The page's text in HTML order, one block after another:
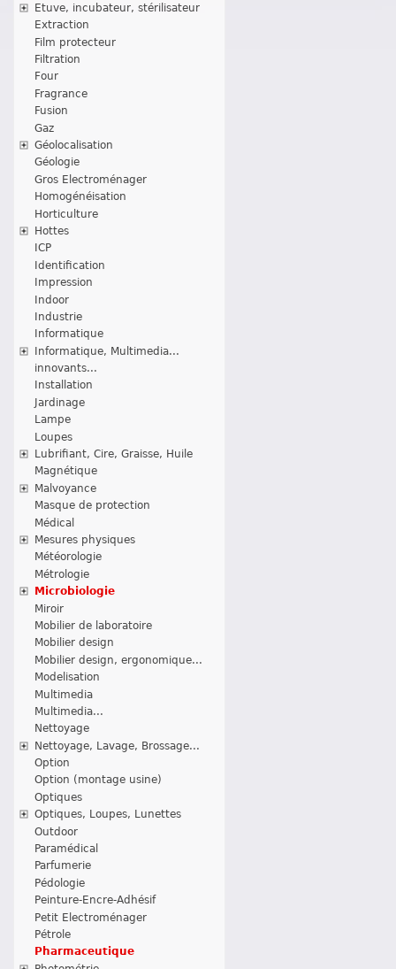
Etuve, incubateur, stérilisateur
Extraction
Film protecteur
Filtration
Four
Fragrance
Fusion
Gaz
Géolocalisation
Géologie
Gros Electroménager
Homogénéisation
Horticulture
Hottes
ICP
Identification
Impression
Indoor
Industrie
Informatique
Informatique, Multimedia...
innovants...
Installation
Jardinage
Lampe
Loupes
Lubrifiant, Cire, Graisse, Huile
Magnétique
Malvoyance
Masque de protection
Médical
Mesures physiques
Météorologie
Métrologie
Microbiologie
Miroir
Mobilier de laboratoire
Mobilier design
Mobilier design, ergonomique...
Modelisation
Multimedia
Multimedia...
Nettoyage
Nettoyage, Lavage, Brossage...
Option
Option (montage usine)
Optiques
Optiques, Loupes, Lunettes
Outdoor
Paramédical
Parfumerie
Pédologie
Peinture-Encre-Adhésif
Petit Electroménager
Pétrole
Pharmaceutique